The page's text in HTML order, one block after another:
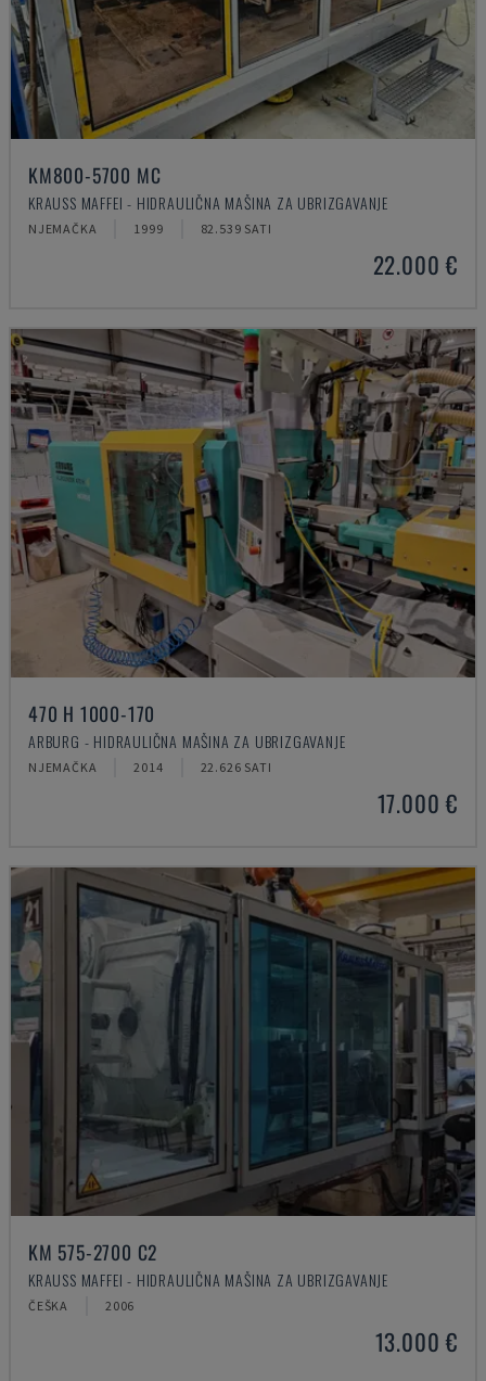
KM800-5700 MC
KRAUSS MAFFEI - HIDRAULIČNA MAŠINA ZA UBRIZGAVANJE
NJEMAČKA 1999 82.539 SATI
22.000 €
470 H 1000-170
ARBURG - HIDRAULIČNA MAŠINA ZA UBRIZGAVANJE
NJEMAČKA 2014 22.626 SATI
17.000 €
KM 575-2700 C2
KRAUSS MAFFEI - HIDRAULIČNA MAŠINA ZA UBRIZGAVANJE
ČEŠKA 2006
13.000 €